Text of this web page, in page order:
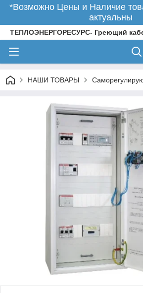
*Возможно Цены и Наличие
актуальны
ТЕПЛОЭНЕРГОРЕСУРС- Греющий
НАШИ ТОВАРЫ